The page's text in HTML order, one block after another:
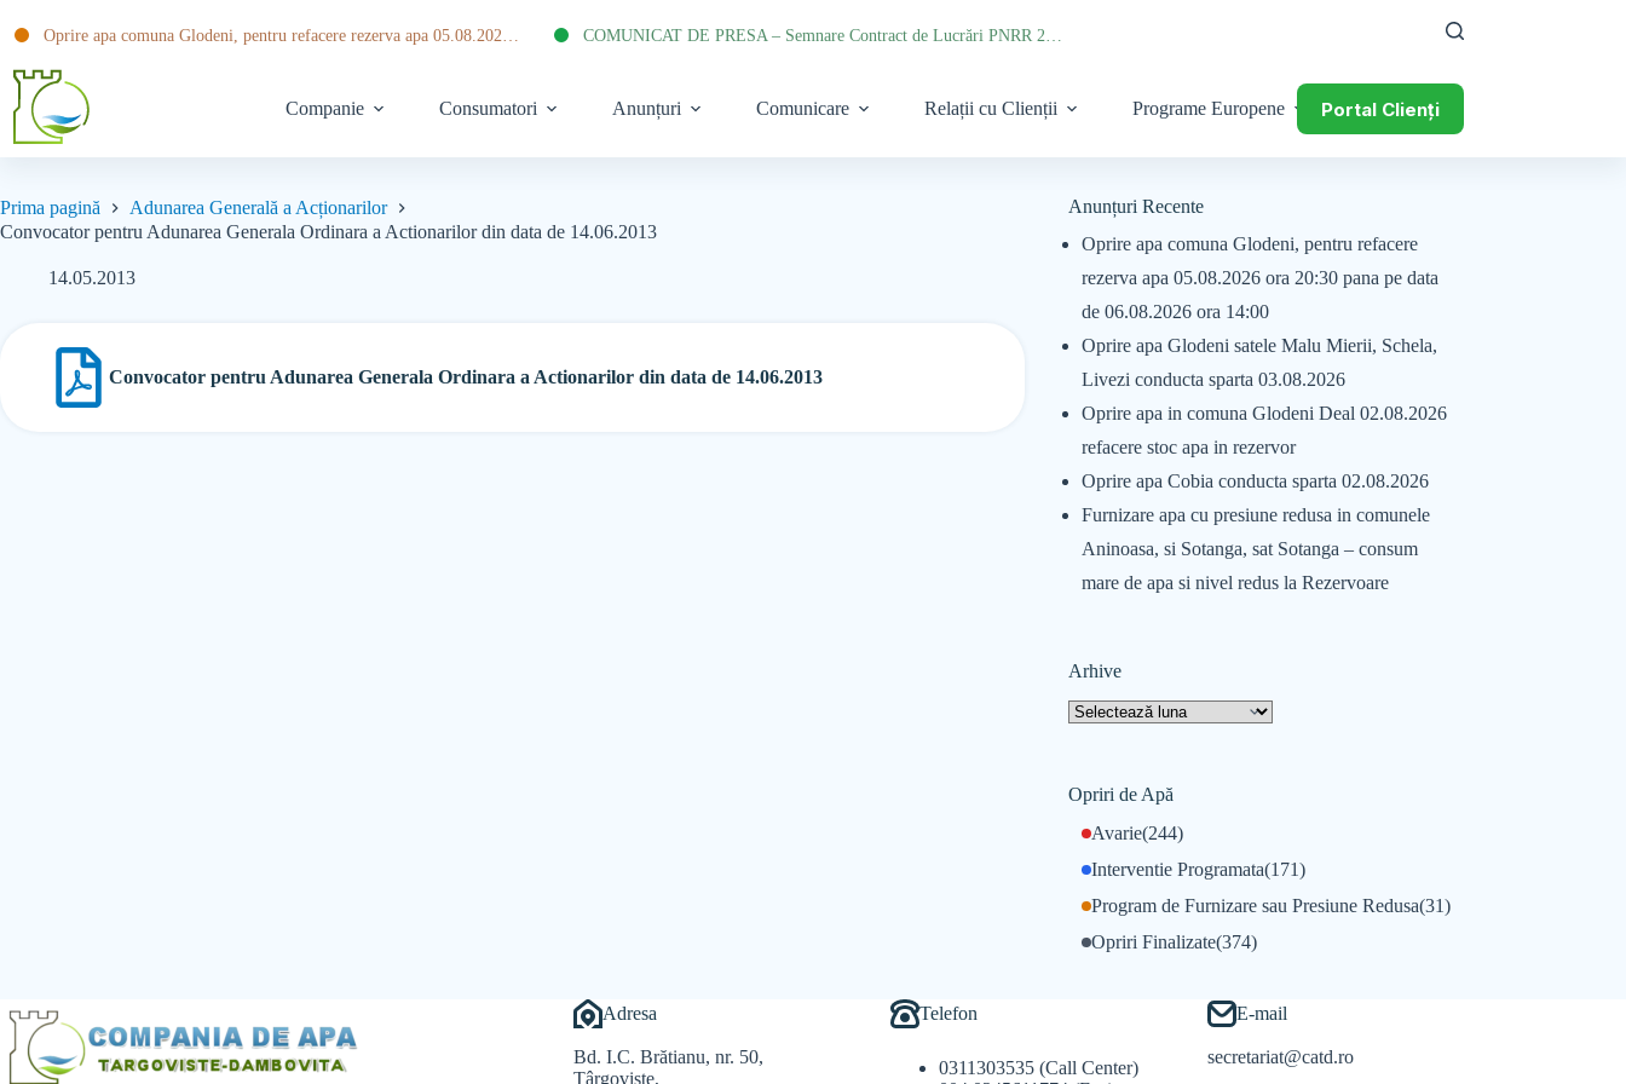
Companie Consumatori Anunțuri Comunicare Relații cu Clienții Programe Europene Portal Clienți
Prima pagină
Adunarea Generală a Acționarilor
Convocator pentru Adunarea Generala Ordinara a Actionarilor din data de 14.06.2013
14.05.2013
Convocator pentru Adunarea Generala Ordinara a Actionarilor din data de 14.06.2013
Anunțuri Recente
Oprire apa comuna Glodeni, pentru refacere
rezerva apa 05.08.2026 ora 20:30 pana pe data
de 06.08.2026 ora 14:00
Oprire apa Glodeni satele Malu Mierii, Schela,
Livezi conducta sparta 03.08.2026
Oprire apa in comuna Glodeni Deal 02.08.2026
refacere stoc apa in rezervor
Oprire apa Cobia conducta sparta 02.08.2026
Furnizare apa cu presiune redusa in comunele
Aninoasa, si Sotanga, sat Sotanga – consum
mare de apa si nivel redus la Rezervoare
Arhive
Opriri de Apă
Avarie(244)
Interventie Programata(171)
Opriri Finalizate(374)
Program de Furnizare sau Presiune Redusa(31)
Adresa
Bd. I.C. Brătianu, nr. 50,
Târgoviște,
Telefon
0311303535 (Call Center)
E-mail
secretariat@catd.ro